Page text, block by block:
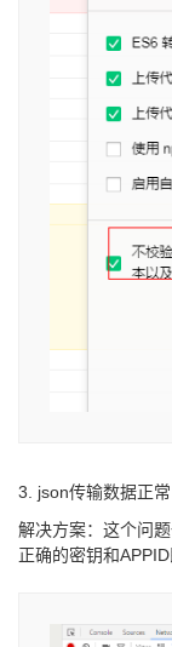
3. json传输数据正
解决方案：这个问
正确的密钥和